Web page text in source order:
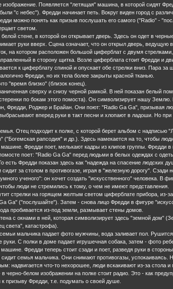
изображение. Появляется "летящая" машина, в которой сидят
"с небес"). Фредди начинает петь. Вокруг виден город с
можно понять как призыв послушать его самого ("Radio" -
светом.
стене, в которой он открывает дверь. Здесь он одет в
руки вверх. Сцена означает, что он открыл дверь, ведущую
на котором расположен большой циферблат с двумя
в сторону щитка. Возле циферблата стоит Фредди и
к циферблату спиной и опускает обе стрелки вниз. Пара
Фредди, но их тела более закрыты красной тканью.
"время близко" (близок конец).
сверху и снизу черной рамкой. В ней показан белый
по бокам этого помоста). Он символизирует нашу
Фредди, Роджер и Брайан. Они поют: "Radio Ga Ga", призывая
вперед руки в такт песни и хлопают в ладоши. Но
Отец подходит к полке, с которой берет альбом с
("Богемская рапсодия" и др.). Здесь намекается на то, чтобы
машине. Фредди поет, мелькают кадры из клипов группы. Фредди в
поет: "Radio Ga Ga" перед людьми в белых одеждах с
есть Фредди показан здесь как "надежда на спасение людских
за столом в противогазе, играя в "железную дорогу".
ученого": он хочет создать "искусственного" человека. В
люди не стремились к тому, о чем не имеют представления.
стрелки на горящем желтым светом циферблате прибора, из-
Ga" ("послушайте"). Затем - снова лицо Фредди в фигуре
пробивается из-под земли, размывает стены домов.
с окнами в ней, которая символизирует здесь "земной дом"
света", катастрофа).
мальчика падает фото мужчины, вода заливает пол.
С полки в доме падает игрушечная собака, затем - фото
Фредди теперь стоит сзади и поет, разведя руки в
семья мальчика. Они снимают противогазы,
надвигается что-то нехорошее, люди вскакивают из-за стола и
черно-белом изображении на полке стоит радио. Это - как
к призыву Фредди, т.е. подумать о своей душе.